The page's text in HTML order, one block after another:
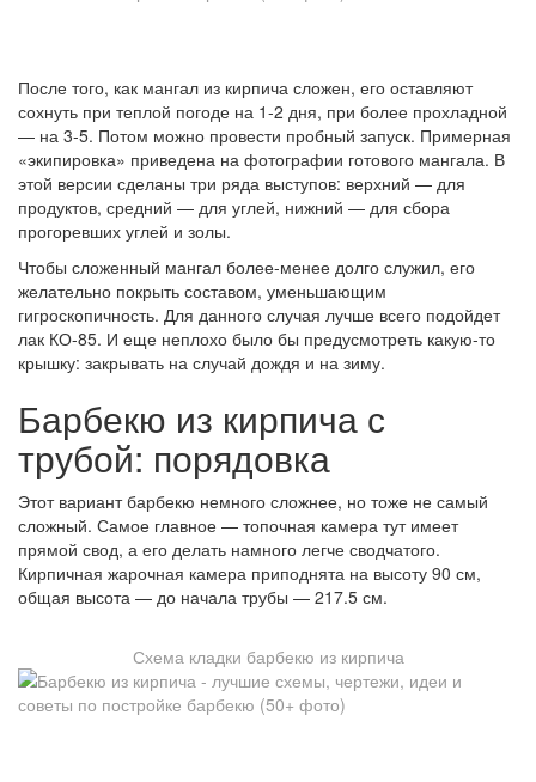
После того, как мангал из кирпича сложен, его оставляют
сохнуть при теплой погоде на 1-2 дня, при более прохладной
— на 3-5. Потом можно провести пробный запуск. Примерная
«экипировка» приведена на фотографии готового мангала. В
этой версии сделаны три ряда выступов: верхний — для
продуктов, средний — для углей, нижний — для сбора
прогоревших углей и золы.
Чтобы сложенный мангал более-менее долго служил, его
желательно покрыть составом, уменьшающим
гигроскопичность. Для данного случая лучше всего подойдет
лак КО-85. И еще неплохо было бы предусмотреть какую-то
крышку: закрывать на случай дождя и на зиму.
Барбекю из кирпича с
трубой: порядовка
Этот вариант барбекю немного сложнее, но тоже не самый
сложный. Самое главное — топочная камера тут имеет
прямой свод, а его делать намного легче сводчатого.
Кирпичная жарочная камера приподнята на высоту 90 см,
общая высота — до начала трубы — 217.5 см.
Схема кладки барбекю из кирпича